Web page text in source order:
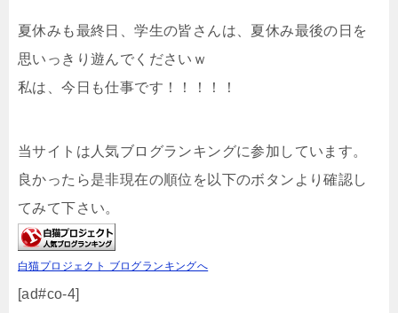
夏休みも最終日、学生の皆さんは、夏休み最後の日を
思いっきり遊んでくださいｗ
私は、今日も仕事です！！！！！
当サイトは人気ブログランキングに参加しています。
良かったら是非現在の順位を以下のボタンより確認し
てみて下さい。
白猫プロジェクト ブログランキングへ
[ad#co-4]